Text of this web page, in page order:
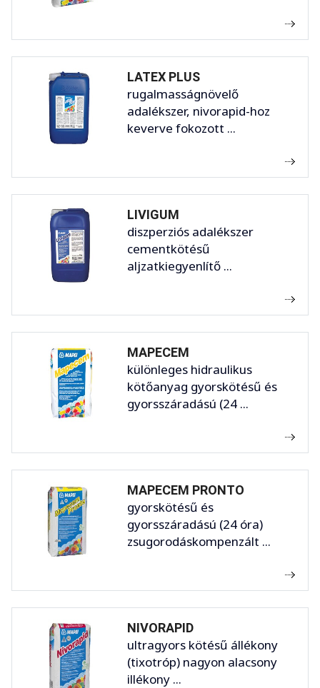
LATEX PLUS
rugalmasságnövelő
adalékszer, nivorapid-hoz
keverve fokozott ...
LIVIGUM
diszperziós adalékszer
cementkötésű
aljzatkiegyenlítő ...
MAPECEM
különleges hidraulikus
kötőanyag gyorskötésű és
gyorsszáradású (24 ...
MAPECEM PRONTO
gyorskötésű és
gyorsszáradású (24 óra)
zsugorodáskompenzált ...
NIVORAPID
ultragyors kötésű állékony
(tixotróp) nagyon alacsony
illékony ...